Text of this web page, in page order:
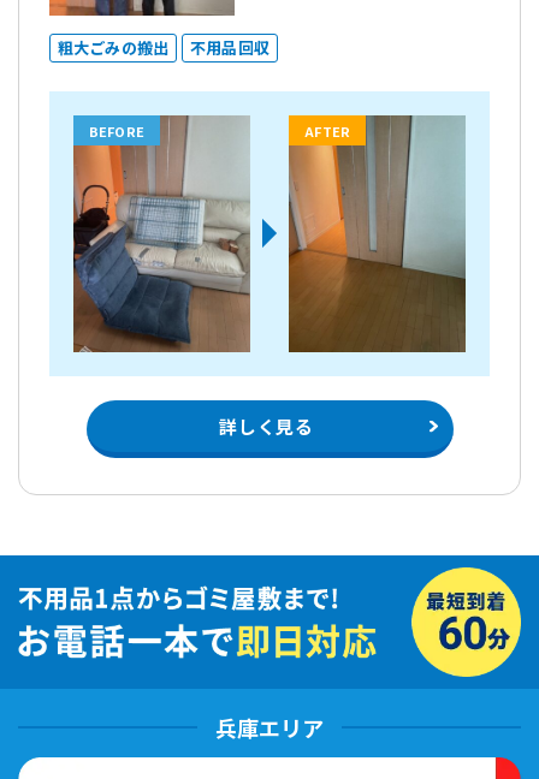
粗大ごみの搬出 不用品回収
BEFORE AFTER
詳しく見る
兵庫エリア